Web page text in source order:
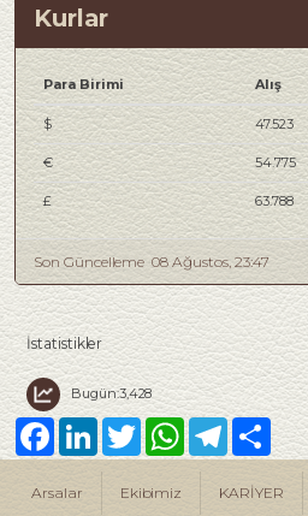
Kurlar
Para Birimi Alış
$ 47.523
€ 54.775
£ 63.788
Son Güncelleme 08 Ağustos, 23:47
İstatistikler
Bugün:3,428
Arsalar Ekibimiz KARİYER
FacebookLinkedInTwitterWhatsAppTelegramShare